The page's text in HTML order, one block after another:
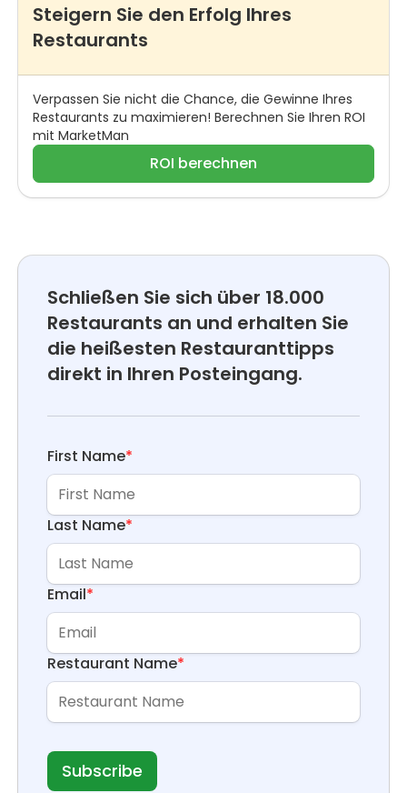
Steigern Sie den Erfolg Ihres
Restaurants
Verpassen Sie nicht die Chance, die Gewinne Ihres
Restaurants zu maximieren! Berechnen Sie Ihren ROI
mit MarketMan
ROI berechnen
Schließen Sie sich über 18.000
Restaurants an und erhalten Sie
die heißesten Restauranttipps
direkt in Ihren Posteingang.
First Name*
Last Name*
Email*
Restaurant Name*